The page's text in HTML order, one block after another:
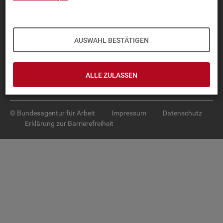
AUSWAHL BESTÄTIGEN
ALLE ZULASSEN
TOP-PRO­DUK­TE
SER­VICE
© Bundesagentur für Arbeit Impressum
Datenschutz
Erklärung zur Barrierefreiheit